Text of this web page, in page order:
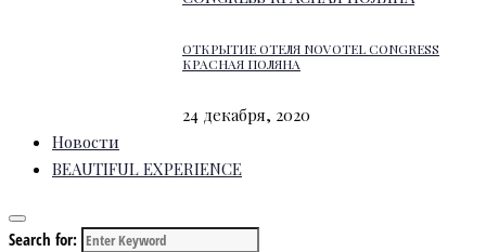
ОТКРЫТИЕ ОТЕЛЯ NOVOTEL CONGRESS
КРАСНАЯ ПОЛЯНА
24 декабря, 2020
Новости
BEAUTIFUL EXPERIENCE
Search for: